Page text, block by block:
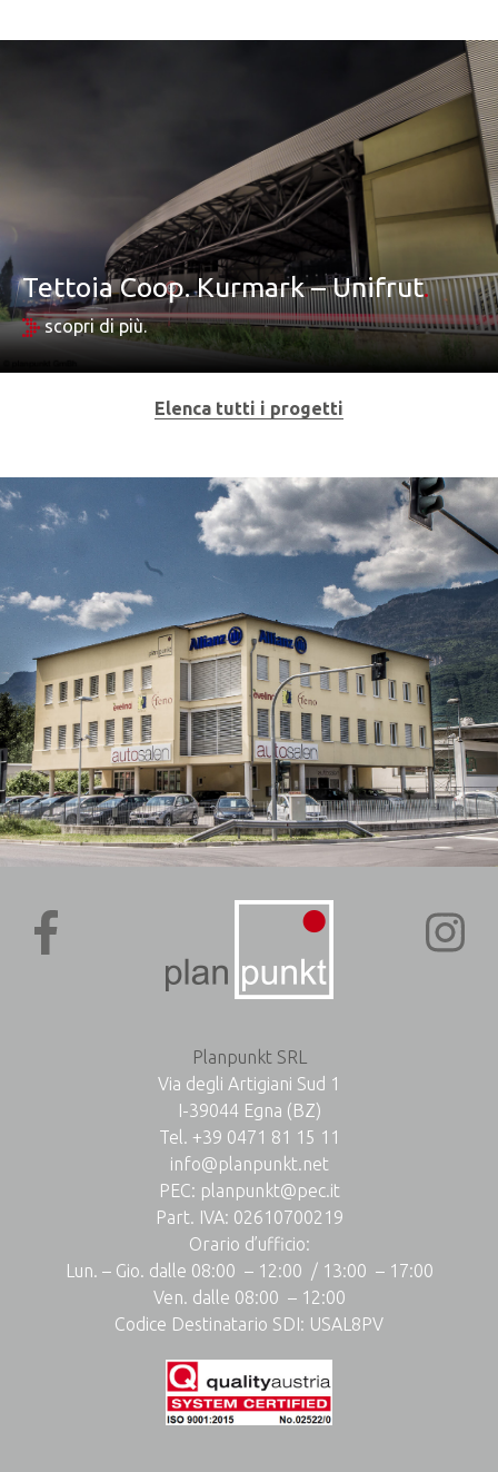
Tettoia Coop. Kurmark – Unifrut.
scopri di più.
Elenca tutti i progetti
Planpunkt SRL
Via degli Artigiani Sud 1
I-39044 Egna (BZ)
Tel. +39 0471 81 15 11
info@planpunkt.net
PEC: planpunkt@pec.it
Part. IVA: 02610700219
Orario d’ufficio:
Lun. – Gio. dalle 08:00 – 12:00 / 13:00 – 17:00
Ven. dalle 08:00 – 12:00
Codice Destinatario SDI: USAL8PV